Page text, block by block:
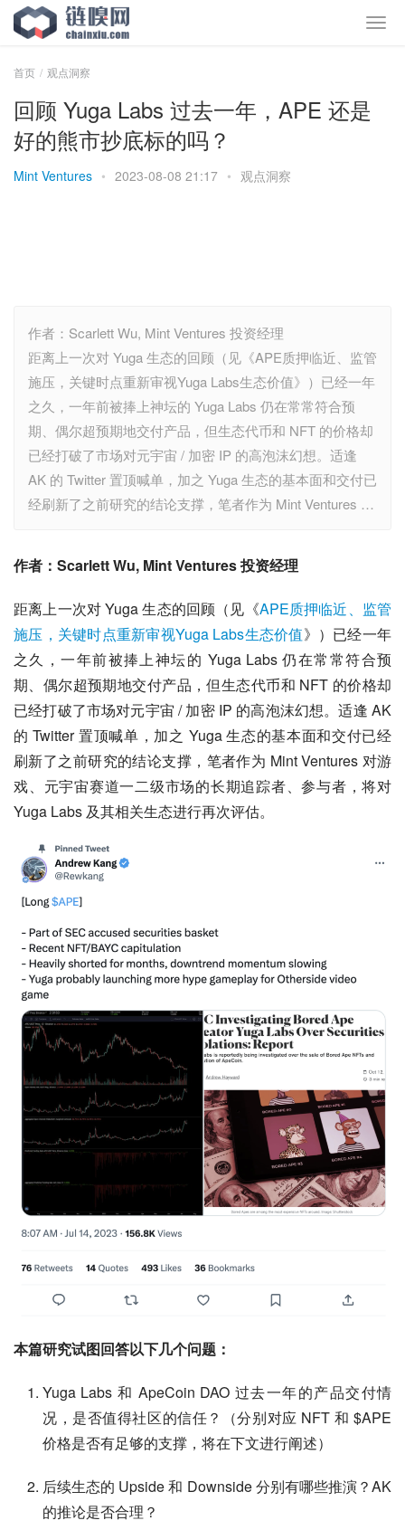
首页 观点洞察
回顾 Yuga Labs 过去一年，APE 还是
好的熊市抄底标的吗？
Mint Ventures • 2023-08-08 21:17 • 观点洞察
作者：Scarlett Wu, Mint Ventures 投资经理
距离上一次对 Yuga 生态的回顾（见《APE质押临近、监管
施压，关键时点重新审视Yuga Labs生态价值》）已经一年
之久，一年前被捧上神坛的 Yuga Labs 仍在常常符合预
期、偶尔超预期地交付产品，但生态代币和 NFT 的价格却
已经打破了市场对元宇宙 / 加密 IP 的高泡沫幻想。适逢
AK 的 Twitter 置顶喊单，加之 Yuga 生态的基本面和交付已
经刷新了之前研究的结论支撑，笔者作为 Mint Ventures …
作者：Scarlett Wu, Mint Ventures 投资经理
距离上一次对 Yuga 生态的回顾（见《APE质押临近、监管
施压，关键时点重新审视Yuga Labs生态价值》）已经一年
之久，一年前被捧上神坛的 Yuga Labs 仍在常常符合预
期、偶尔超预期地交付产品，但生态代币和 NFT 的价格却
已经打破了市场对元宇宙 / 加密 IP 的高泡沫幻想。适逢 AK
的 Twitter 置顶喊单，加之 Yuga 生态的基本面和交付已经
刷新了之前研究的结论支撑，笔者作为 Mint Ventures 对游
戏、元宇宙赛道一二级市场的长期追踪者、参与者，将对
Yuga Labs 及其相关生态进行再次评估。
本篇研究试图回答以下几个问题：
Yuga Labs 和 ApeCoin DAO 过去一年的产品交付情
况，是否值得社区的信任？（分别对应 NFT 和 $APE
价格是否有足够的支撑，将在下文进行阐述）
后续生态的 Upside 和 Downside 分别有哪些推演？AK
的推论是否合理？